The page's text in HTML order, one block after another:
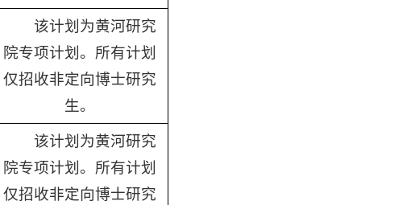
该计划为黄河研究
院专项计划。所有计划
仅招收非定向博士研究
生。
该计划为黄河研究
院专项计划。所有计划
仅招收非定向博士研究